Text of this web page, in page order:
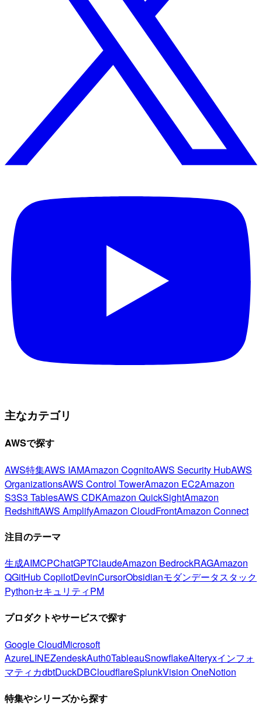
主なカテゴリ
AWSで探す
AWS特集AWS IAMAmazon CognitoAWS Security HubAWS
OrganizationsAWS Control TowerAmazon EC2Amazon
S3S3 TablesAWS CDKAmazon QuickSightAmazon
RedshiftAWS AmplifyAmazon CloudFrontAmazon Connect
注目のテーマ
生成AIMCPChatGPTClaudeAmazon BedrockRAGAmazon
QGitHub CopilotDevinCursorObsidianモダンデータスタック
PythonセキュリティPM
プロダクトやサービスで探す
Google CloudMicrosoft
AzureLINEZendeskAuth0TableauSnowflakeAlteryxインフォ
マティカdbtDuckDBCloudflareSplunkVision OneNotion
特集やシリーズから探す